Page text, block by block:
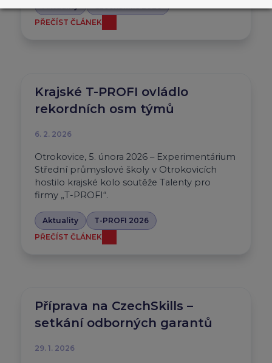
Aktuality
CzechSkills 2026
PŘEČÍST ČLÁNEK
Krajské T-PROFI ovládlo
rekordních osm týmů
6. 2. 2026
Otrokovice, 5. února 2026 – Experimentárium
Střední průmyslové školy v Otrokovicích
hostilo krajské kolo soutěže Talenty pro
firmy „T-PROFI“.
Aktuality
T-PROFI 2026
PŘEČÍST ČLÁNEK
Příprava na CzechSkills –
setkání odborných garantů
29. 1. 2026